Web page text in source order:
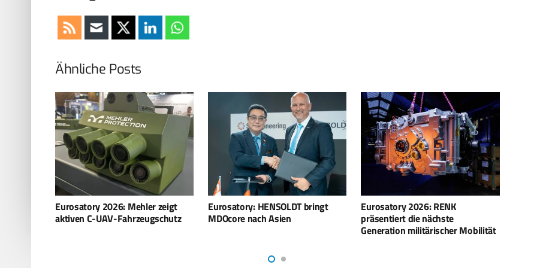
Ähnliche Posts
Eurosatory: HENSOLDT bringt
MDOcore nach Asien
Eurosatory 2026: RENK
präsentiert die nächste
MTU-CEO Lars Wagner hört Ende
2025 auf